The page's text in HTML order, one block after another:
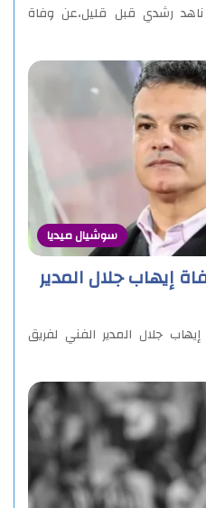
ناهد رشدي قبل قليل،عن وفاة
سوشيال ميديا
إيهاب جلال المدير
جلال المدير الفني لفريق